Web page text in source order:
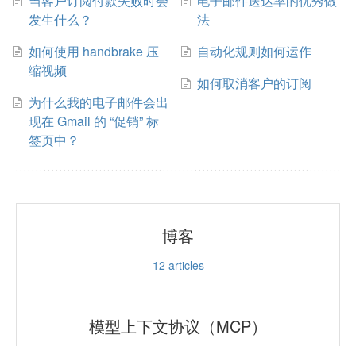
发生什么？
如何使用 handbrake 压
缩视频
为什么我的电子邮件会出
现在 Gmail 的 “促销” 标
签页中？
法
自动化规则如何运作
如何取消客户的订阅
博客
12 articles
模型上下文协议（MCP）